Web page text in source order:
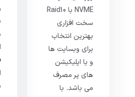
NVME با Raid10
سخت افزاری
بهترین انتخاب
برای وبسایت ها
و یا اپلیکیشن
های پر مصرف
می باشد. با